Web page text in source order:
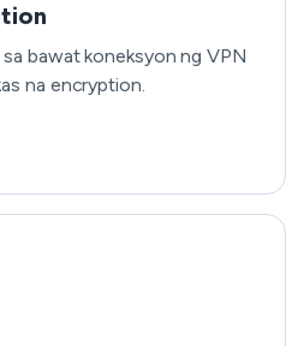
bawat koneksyon ng VPN
na encryption.